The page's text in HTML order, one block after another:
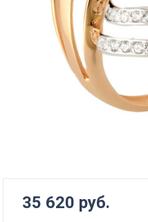
35 620 руб.